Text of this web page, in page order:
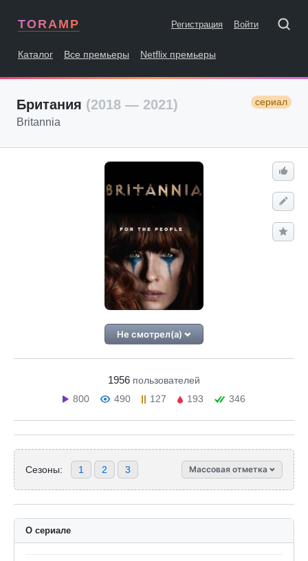
TORAMP Регистрация Войти
Каталог Все премьеры Netflix премьеры
Британия (2018 — 2021) сериал
Britannia
Не смотрел(а)
1956 пользователей
800
490 127 193 346
Сезоны: 1 2 3 Массовая отметка
О сериале